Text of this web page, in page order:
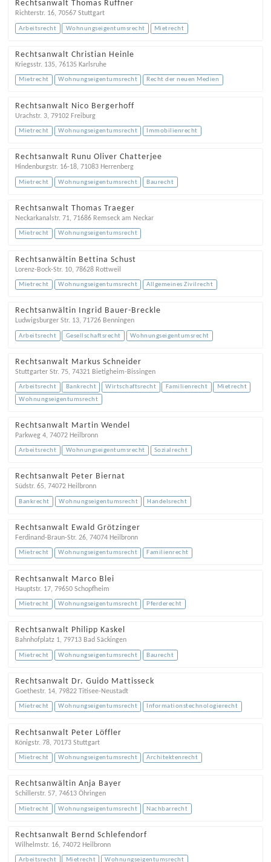
Rechtsanwalt Thomas Ruffner
Richterstr. 16, 70567 Stuttgart
Arbeitsrecht Wohnungseigentumsrecht Mietrecht
Rechtsanwalt Christian Heinle
Kriegsstr. 135, 76135 Karlsruhe
Mietrecht Wohnungseigentumsrecht Recht der neuen Medien
Rechtsanwalt Nico Bergerhoff
Urachstr. 3, 79102 Freiburg
Mietrecht Wohnungseigentumsrecht Immobilienrecht
Rechtsanwalt Runu Oliver Chatterjee
Hindenburgstr. 16-18, 71083 Herrenberg
Mietrecht Wohnungseigentumsrecht Baurecht
Rechtsanwalt Thomas Traeger
Neckarkanalstr. 71, 71686 Remseck am Neckar
Mietrecht Wohnungseigentumsrecht
Rechtsanwältin Bettina Schust
Lorenz-Bock-Str. 10, 78628 Rottweil
Mietrecht Wohnungseigentumsrecht Allgemeines Zivilrecht
Rechtsanwältin Ingrid Bauer-Breckle
Ludwigsburger Str. 13, 71726 Benningen
Arbeitsrecht Gesellschaftsrecht Wohnungseigentumsrecht
Rechtsanwalt Markus Schneider
Stuttgarter Str. 75, 74321 Bietigheim-Bissingen
Arbeitsrecht Bankrecht Wirtschaftsrecht Familienrecht
Mietrecht
Wohnungseigentumsrecht
Rechtsanwalt Martin Wendel
Parkweg 4, 74072 Heilbronn
Arbeitsrecht Wohnungseigentumsrecht Sozialrecht
Rechtsanwalt Peter Biernat
Südstr. 65, 74072 Heilbronn
Bankrecht Wohnungseigentumsrecht Handelsrecht
Rechtsanwalt Ewald Grötzinger
Ferdinand-Braun-Str. 26, 74074 Heilbronn
Mietrecht Wohnungseigentumsrecht Familienrecht
Rechtsanwalt Marco Blei
Hauptstr. 17, 79650 Schopfheim
Mietrecht Wohnungseigentumsrecht Pferderecht
Rechtsanwalt Philipp Kaskel
Bahnhofplatz 1, 79713 Bad Säckingen
Mietrecht Wohnungseigentumsrecht Baurecht
Rechtsanwalt Dr. Guido Mattisseck
Goethestr. 14, 79822 Titisee-Neustadt
Mietrecht Wohnungseigentumsrecht Informationstechnologierecht
Rechtsanwalt Peter Löffler
Königstr. 78, 70173 Stuttgart
Mietrecht Wohnungseigentumsrecht Architektenrecht
Rechtsanwältin Anja Bayer
Schillerstr. 57, 74613 Öhringen
Mietrecht Wohnungseigentumsrecht Nachbarrecht
Rechtsanwalt Bernd Schlefendorf
Wilhelmstr. 16, 74072 Heilbronn
Arbeitsrecht Mietrecht Wohnungseigentumsrecht